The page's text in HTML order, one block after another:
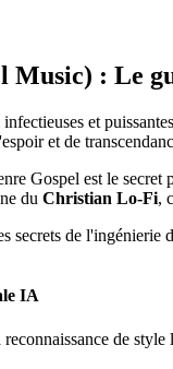
Music) : Le
et
et de
Gospel est le
du Christian Lo-Fi,
secrets de
IA
de